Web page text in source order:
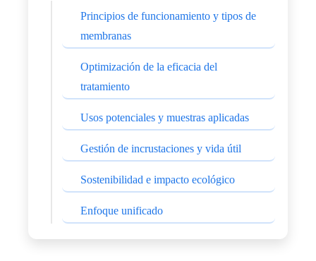
Principios de funcionamiento y tipos de
membranas
Optimización de la eficacia del
tratamiento
Usos potenciales y muestras aplicadas
Gestión de incrustaciones y vida útil
Sostenibilidad e impacto ecológico
Enfoque unificado